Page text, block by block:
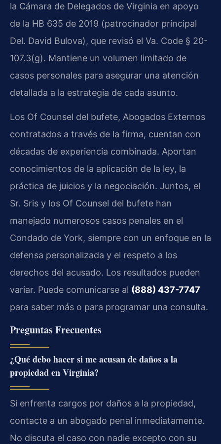
la Cámara de Delegados de Virginia en apoyo
de la HB 635 de 2019 (patrocinador principal
Del. David Bulova), que revisó el Va. Code § 20-
107.3(g). Mantiene un volumen limitado de
casos personales para asegurar una atención
detallada a la estrategia de cada asunto.
Los Of Counsel del bufete, Abogados Externos
contratados a través de la firma, cuentan con
décadas de experiencia combinada. Aportan
conocimientos de la aplicación de la ley, la
práctica de juicios y la negociación. Juntos, el
Sr. Sris y los Of Counsel del bufete han
manejado numerosos casos penales en el
Condado de York, siempre con un enfoque en la
defensa personalizada y el respeto a los
derechos del acusado. Los resultados pueden
variar. Puede comunicarse al (888) 437-7747
para saber más o para programar una consulta.
Preguntas Frecuentes
¿Qué debo hacer si me acusan de daños a la
propiedad en Virginia?
Si enfrenta cargos por daños a la propiedad,
contacte a un abogado penal inmediatamente.
No discuta el caso con nadie excepto con su